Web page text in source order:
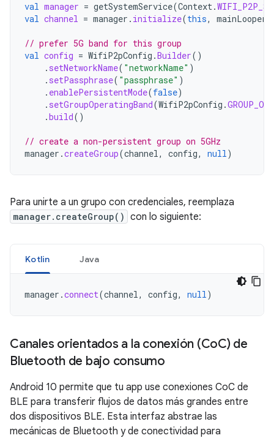
val manager = getSystemService(Context.
val channel = manager . initialize(this, mainLooper
// prefer 5G band for this group
val config = WifiP2pConfig .Builder()
. setNetworkName( "networkName" )
. setPassphrase( "passphrase" )
. enablePersistentMode(false)
. setGroupOperatingBand(WifiP2pConfig .
.build()
// create a non-persistent group on 5GHz
manager .createGroup(channel, config, null)
Para unirte a un grupo con credenciales, reemplaza
manager.createGroup() con lo siguiente:
Kotlin Java
manager .connect(channel, config, null)
Canales orientados a la conexión (CoC) de
Bluetooth de bajo consumo
Android 10 permite que tu app use conexiones CoC de
BLE para transferir flujos de datos más grandes entre
dos dispositivos BLE. Esta interfaz abstrae las
mecánicas de Bluetooth y de conectividad para